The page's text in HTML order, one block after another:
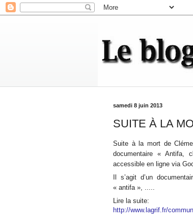
samedi 8 juin 2013
SUITE À LA
Suite à la mort de
documentaire « Antifa,
accessible en ligne via
Il s’agit d’un
« antifa », .....
Lire la suite:
http://www.lagrif.fr/